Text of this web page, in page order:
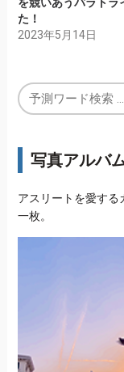
た！
2023年5月14日
写真アルバ
アスリートを愛する
一枚。